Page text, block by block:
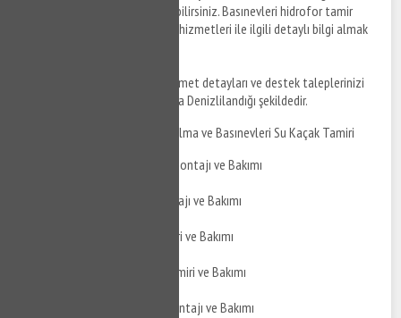
tesisat tamiri ile ilgili bilgi alabilirsiniz. Basınevleri hidrofor tamir
hizmetleri ve hidrofor montaj hizmetleri ile ilgili detaylı bilgi almak
hizmet detayları ve destek taleplerinizi
iletebileceğiniz konular aşağıda Denizlilandığı şekildedir.
Basınevleri Su Kaçak Bulma ve Basınevleri Su Kaçak Tamiri
Basınevleri Duşakabin Montajı ve Bakımı
Basınevleri Jakuzi Montajı ve Bakımı
Basınevleri Jakuzi Tamiri ve Bakımı
Basınevleri Hidrofor Tamiri ve Bakımı
Basınevleri Hidrofor Montajı ve Bakımı